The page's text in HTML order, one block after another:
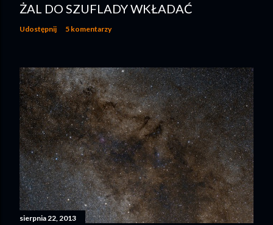
ŻAL DO SZUFLADY WKŁADAĆ
Udostępnij 5 komentarzy
sierpnia 22, 2013